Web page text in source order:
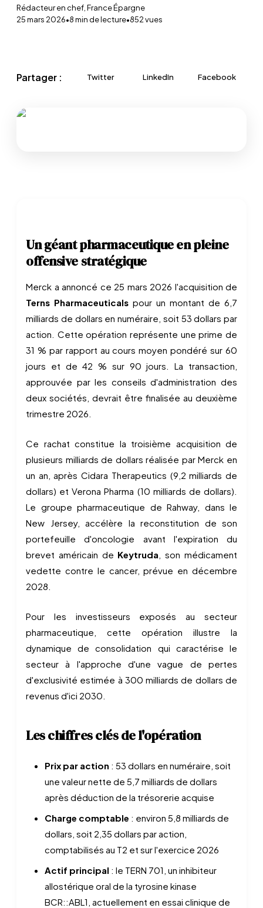
Rédacteur en chef, France Épargne
25 mars 2026•8min de lecture•852vues
Partager : Twitter LinkedIn Facebook
Un géant pharmaceutique en pleine
offensive stratégique
Merck a annoncé ce 25 mars 2026 l'acquisition de
Terns Pharmaceuticals pour un montant de 6,7
milliards de dollars en numéraire, soit 53 dollars par
action. Cette opération représente une prime de
31 % par rapport au cours moyen pondéré sur 60
jours et de 42 % sur 90 jours. La transaction,
approuvée par les conseils d'administration des
deux sociétés, devrait être finalisée au deuxième
trimestre 2026.
Ce rachat constitue la troisième acquisition de
plusieurs milliards de dollars réalisée par Merck en
un an, après Cidara Therapeutics (9,2 milliards de
dollars) et Verona Pharma (10 milliards de dollars).
Le groupe pharmaceutique de Rahway, dans le
New Jersey, accélère la reconstitution de son
portefeuille d'oncologie avant l'expiration du
brevet américain de Keytruda, son médicament
vedette contre le cancer, prévue en décembre
2028.
Pour les investisseurs exposés au secteur
pharmaceutique, cette opération illustre la
dynamique de consolidation qui caractérise le
secteur à l'approche d'une vague de pertes
d'exclusivité estimée à 300 milliards de dollars de
revenus d'ici 2030.
Les chiffres clés de l'opération
Prix par action : 53 dollars en numéraire, soit
une valeur nette de 5,7 milliards de dollars
après déduction de la trésorerie acquise
Charge comptable : environ 5,8 milliards de
dollars, soit 2,35 dollars par action,
comptabilisés au T2 et sur l'exercice 2026
Actif principal : le TERN 701, un inhibiteur
allostérique oral de la tyrosine kinase
BCR::ABL1, actuellement en essai clinique de